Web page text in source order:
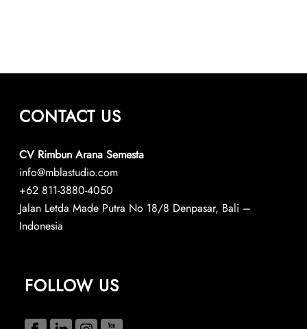
CONTACT US
CV Rimbun Arana Semesta
info@mblastudio.com
+62 811-3880-4050
Jalan Letda Made Putra No 18/8 Denpasar, Bali –
Indonesia
FOLLOW US